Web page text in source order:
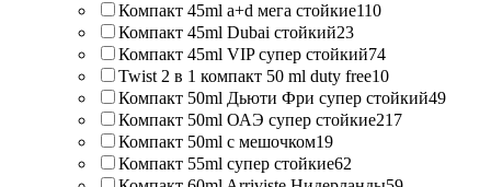
Компакт 45ml a+d мега стойкие110
Компакт 45ml Dubai стойкий23
Компакт 45ml VIP супер стойкий74
Twist 2 в 1 компакт 50 ml duty free10
Компакт 50ml Дьюти Фри супер стойкий49
Компакт 50ml ОАЭ супер стойкие217
Компакт 50ml с мешочком19
Компакт 55ml супер стойкие62